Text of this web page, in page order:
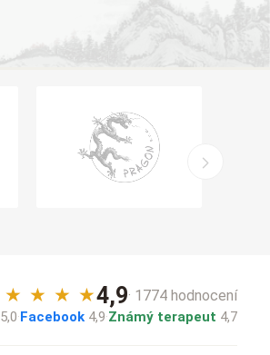
★ ★ ★ ★4,9· 1774 hodnocení
5,0·Facebook 4,9·Známý terapeut 4,7